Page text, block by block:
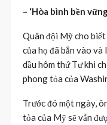
– ‘Hòa bình bền
Quân đội Mỹ cho
của họ đã bắn vào và
dầu hôm thứ Tư khi
phong tỏa của
Trước đó một ngày,
tỏa của Mỹ sẽ vẫn